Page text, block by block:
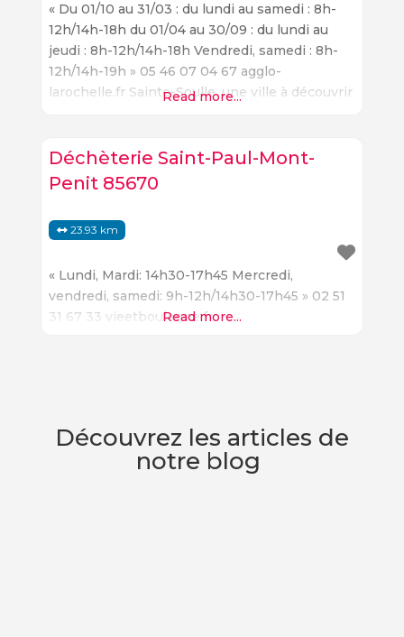
« Du 01/10 au 31/03 : du lundi au samedi : 8h-
12h/14h-18h du 01/04 au 30/09 : du lundi au
jeudi : 8h-12h/14h-18h Vendredi, samedi : 8h-
12h/14h-19h » 05 46 07 04 67 agglo-
larochelle.fr Sainte-Soulle, une ville à découvrir
découvrir. Elle offre une variété de lieux à
visiter et de
Read more...
Déchèterie Saint-Paul-Mont-
Penit 85670
23.93 km
« Lundi, Mardi: 14h30-17h45 Mercredi,
vendredi, samedi: 9h-12h/14h30-17h45 » 02 51
31 67 33 vieetboulogne.fr
Read more...
Découvrez les articles de
notre blog